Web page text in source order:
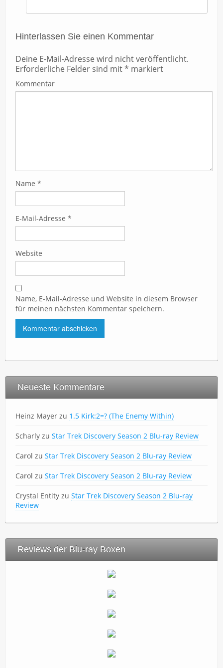
Hinterlassen Sie einen Kommentar
Deine E-Mail-Adresse wird nicht veröffentlicht.
Erforderliche Felder sind mit* markiert
Kommentar
Name *
E-Mail-Adresse *
Website
Name, E-Mail-Adresse und Website in diesem Browser
für meinen nächsten Kommentar speichern.
Neueste Kommentare
Heinz Mayer zu 1.5 Kirk:2=? (The Enemy Within)
Scharly zu Star Trek Discovery Season 2 Blu-ray Review
Carol zu Star Trek Discovery Season 2 Blu-ray Review
Carol zu Star Trek Discovery Season 2 Blu-ray Review
Crystal Entity zu Star Trek Discovery Season 2 Blu-ray
Review
Reviews der Blu-ray Boxen